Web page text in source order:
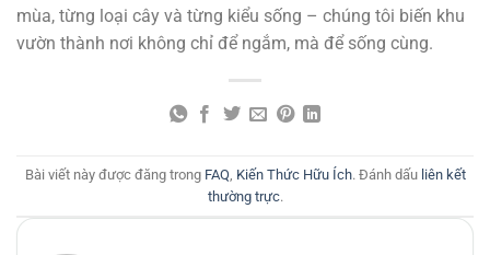
mùa, từng loại cây và từng kiểu sống – chúng tôi biến khu
vườn thành nơi không chỉ để ngắm, mà để sống cùng.
Bài viết này được đăng trong FAQ, Kiến Thức Hữu Ích. Đánh dấu liên kết
thường trực.